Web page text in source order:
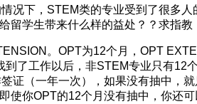
况下，STEM类的专业受到了很多人
留学生带来什么样的益处？？求指教
。OPT为12个月，OPT
了工作以后，非STEM专业只有12
证（一年一次），如果没有抽中，
使你OPT的12个月没有抽中，你还